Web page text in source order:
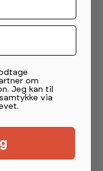
om
Jeg kan til
via